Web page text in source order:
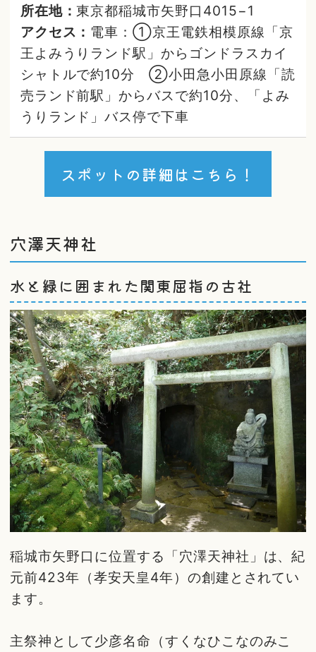
所在地：東京都稲城市矢野口4015−1
アクセス： 電車：①京王電鉄相模原線「京
王よみうりランド駅」からゴンドラスカイ
シャトルで約10分 ②小田急小田原線「読
売ランド前駅」からバスで約10分、「よみ
うりランド」バス停で下車
スポットの詳細はこちら！
穴澤天神社
水と緑に囲まれた関東屈指の古社
稲城市矢野口に位置する「穴澤天神社」は、紀
元前423年（孝安天皇4年）の創建とされてい
ます。
主祭神として少彦名命（すくなひこなのみこ